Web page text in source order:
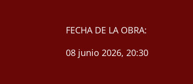
FECHA DE LA OBRA:
08 junio 2026, 20:30